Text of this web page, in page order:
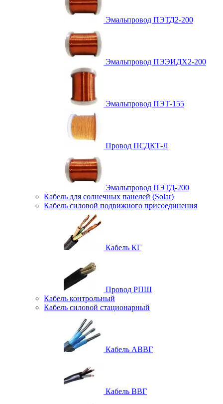
Эмальпровод ПЭТД2-200
Эмальпровод ПЭЭИДХ2-200
Эмальпровод ПЭТ-155
Провод ПСДКТ-Л
Эмальпровод ПЭТД-200
Кабель для солнечных панелей (Solar)
Кабель силовой подвижного присоединения
Кабель КГ
Провод РПШ
Кабель контрольный
Кабель силовой стационарный
Кабель АВВГ
Кабель ВВГ